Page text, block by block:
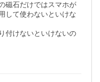
磁石だけではスマホが
して使わないといけな
付けないといけないの